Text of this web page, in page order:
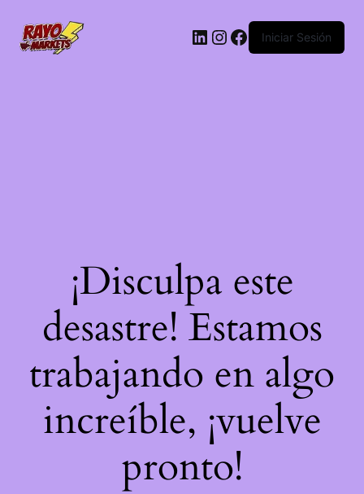
LinkedIn
Instagram
Facebook
Iniciar Sesión
¡Disculpa este
desastre! Estamos
trabajando en algo
increíble, ¡vuelve
pronto!